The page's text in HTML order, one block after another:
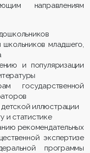
направлениям
школьников младшего,
и популяризации
государственной
иллюстрации
и статистике
рекомендательных
экспертизе
программы